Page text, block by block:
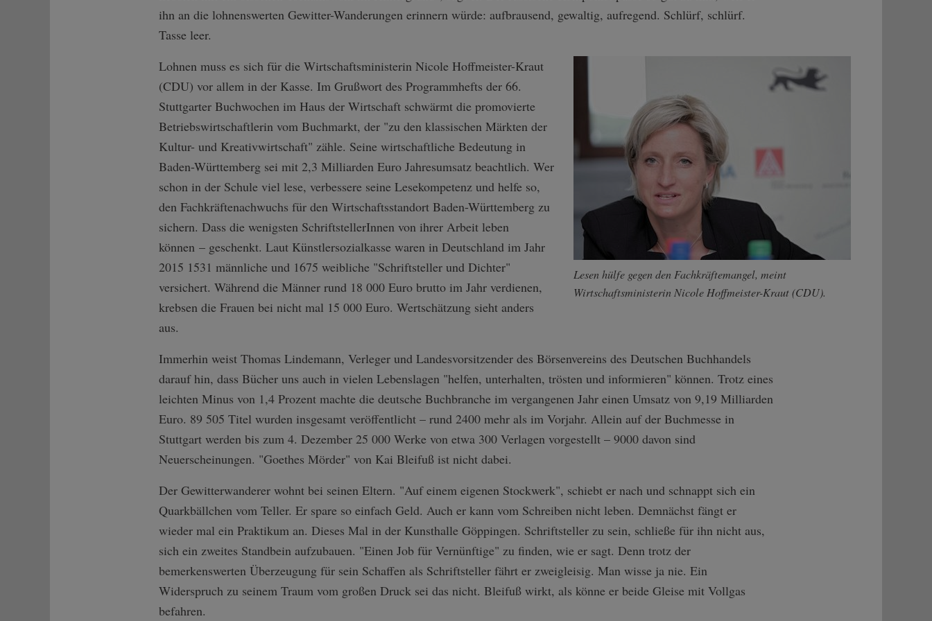
ihn an die lohnenswerten Gewitter-Wanderungen erinnern würde: aufbrausend, gewaltig, aufregend. Schlürf, schlürf.
Tasse leer.
Lesen hülfe gegen den Fachkräftemangel, meint
Wirtschaftsministerin Nicole Hoffmeister-Kraut (CDU).
Lohnen muss es sich für die Wirtschaftsministerin Nicole Hoffmeister-Kraut
(CDU) vor allem in der Kasse. Im Grußwort des Programmhefts der 66.
Stuttgarter Buchwochen im Haus der Wirtschaft schwärmt die promovierte
Betriebswirtschaftlerin vom Buchmarkt, der "zu den klassischen Märkten der
Kultur- und Kreativwirtschaft" zähle. Seine wirtschaftliche Bedeutung in
Baden-Württemberg sei mit 2,3 Milliarden Euro Jahresumsatz beachtlich. Wer
schon in der Schule viel lese, verbessere seine Lesekompetenz und helfe so,
den Fachkräftenachwuchs für den Wirtschaftsstandort Baden-Württemberg zu
sichern. Dass die wenigsten SchriftstellerInnen von ihrer Arbeit leben
können – geschenkt. Laut Künstlersozialkasse waren in Deutschland im Jahr
2015 1531 männliche und 1675 weibliche "Schriftsteller und Dichter"
versichert. Während die Männer rund 18 000 Euro brutto im Jahr verdienen,
krebsen die Frauen bei nicht mal 15 000 Euro. Wertschätzung sieht anders
aus.
Immerhin weist Thomas Lindemann, Verleger und Landesvorsitzender des Börsenvereins des Deutschen Buchhandels
darauf hin, dass Bücher uns auch in vielen Lebenslagen "helfen, unterhalten, trösten und informieren" können. Trotz eines
leichten Minus von 1,4 Prozent machte die deutsche Buchbranche im vergangenen Jahr einen Umsatz von 9,19 Milliarden
Euro. 89 505 Titel wurden insgesamt veröffentlicht – rund 2400 mehr als im Vorjahr. Allein auf der Buchmesse in
Stuttgart werden bis zum 4. Dezember 25 000 Werke von etwa 300 Verlagen vorgestellt – 9000 davon sind
Neuerscheinungen. "Goethes Mörder" von Kai Bleifuß ist nicht dabei.
Der Gewitterwanderer wohnt bei seinen Eltern. "Auf einem eigenen Stockwerk", schiebt er nach und schnappt sich ein
Quarkbällchen vom Teller. Er spare so einfach Geld. Auch er kann vom Schreiben nicht leben. Demnächst fängt er
wieder mal ein Praktikum an. Dieses Mal in der Kunsthalle Göppingen. Schriftsteller zu sein, schließe für ihn nicht aus,
sich ein zweites Standbein aufzubauen. "Einen Job für Vernünftige" zu finden, wie er sagt. Denn trotz der
bemerkenswerten Überzeugung für sein Schaffen als Schriftsteller fährt er zweigleisig. Man wisse ja nie. Ein
Widerspruch zu seinem Traum vom großen Druck sei das nicht. Bleifuß wirkt, als könne er beide Gleise mit Vollgas
befahren.